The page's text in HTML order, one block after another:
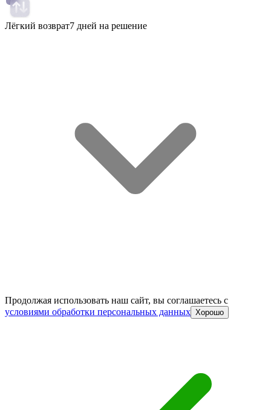
Лёгкий возврат7 дней на решение
Продолжая использовать наш сайт, вы соглашаетесь c
условиями обработки персональных данных Хорошо